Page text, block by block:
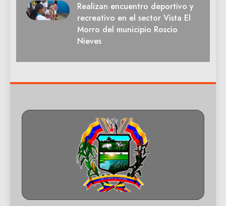
Realizan encuentro deportivo y
recreativo en el sector Vista El
Morro del municipio Roscio
Nieves